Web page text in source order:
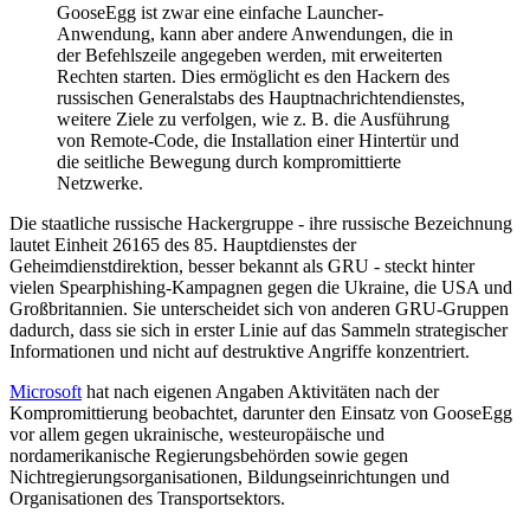
GooseEgg ist zwar eine einfache Launcher-
Anwendung, kann aber andere Anwendungen, die in
der Befehlszeile angegeben werden, mit erweiterten
Rechten starten. Dies ermöglicht es den Hackern des
russischen Generalstabs des Hauptnachrichtendienstes,
weitere Ziele zu verfolgen, wie z. B. die Ausführung
von Remote-Code, die Installation einer Hintertür und
die seitliche Bewegung durch kompromittierte
Netzwerke.
Die staatliche russische Hackergruppe - ihre russische Bezeichnung
lautet Einheit 26165 des 85. Hauptdienstes der
Geheimdienstdirektion, besser bekannt als GRU - steckt hinter
vielen Spearphishing-Kampagnen gegen die Ukraine, die USA und
Großbritannien. Sie unterscheidet sich von anderen GRU-Gruppen
dadurch, dass sie sich in erster Linie auf das Sammeln strategischer
Informationen und nicht auf destruktive Angriffe konzentriert.
Microsoft hat nach eigenen Angaben Aktivitäten nach der
Kompromittierung beobachtet, darunter den Einsatz von GooseEgg
vor allem gegen ukrainische, westeuropäische und
nordamerikanische Regierungsbehörden sowie gegen
Nichtregierungsorganisationen, Bildungseinrichtungen und
Organisationen des Transportsektors.